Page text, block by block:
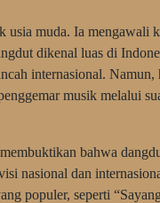
muda. Ia mengawali
dikenal luas di
internasional.
musik melalui
bahwa
nasional dan
populer, seperti